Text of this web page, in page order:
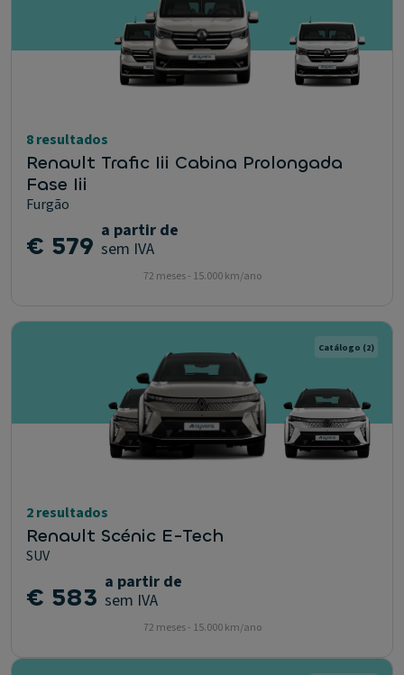
8 resultados
Renault Trafic Iii Cabina Prolongada
Fase Iii
Furgão
€ 579 a partir de
sem IVA
72 meses - 15.000 km/ano
Catálogo (2)
2 resultados
Renault Scénic E-Tech
SUV
€ 583 a partir de
sem IVA
72 meses - 15.000 km/ano